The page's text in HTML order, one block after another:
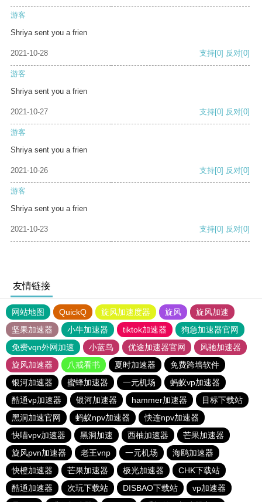
游客
Shriya sent you a frien
2021-10-28 支持[0] 反对[0]
游客
Shriya sent you a frien
2021-10-27 支持[0] 反对[0]
游客
Shriya sent you a frien
2021-10-26 支持[0] 反对[0]
游客
Shriya sent you a frien
2021-10-23 支持[0] 反对[0]
友情链接
网站地图 QuickQ 旋风加速度器 旋风
旋风加速
坚果加速器
小牛加速器 tiktok加速器
狗急加速器官网
免费vqn外网加速
小蓝鸟 优途加速器官网
风驰加速器
旋风加速器
八戒看书 夏时加速器
免费跨墙软件
银河加速器
蜜蜂加速器 一元机场
蚂蚁vp加速器
酷通vp加速器
银河加速器 hammer加速器
目标下载站
黑洞加速官网
蚂蚁npv加速器
快连npv加速器
快喵vpv加速器
黑洞加速 西柚加速器
芒果加速器
旋风pvn加速器
老王vnp 一元机场
海鸥加速器
快橙加速器
芒果加速器 极光加速器
CHK下载站
酷通加速器
次玩下载站 DISBAO下载站
vp加速器